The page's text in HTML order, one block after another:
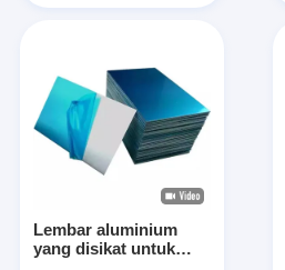
Lembar aluminium
yang disikat untuk